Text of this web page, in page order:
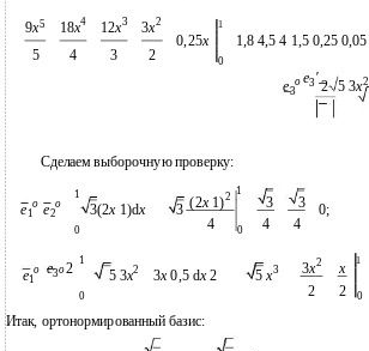
9x5 18x4 12x3 3x2 1
0,25x 1,8 4,5 4 1,5 0,25 0,05
5 4 3 2 0
e3
o e3 '
2 5 3x2
Сделаем выборочную проверку:
1 (2x 1)2
1
3 3
e 1
o e2
o 3(2x 1)dx 3 0;
0 4 0 4 4
1 3x2 x 1
e1
o e3o2 5 3x2 3x0,5 dx2 5x3
0 2 2 0
Итак, ортонормированный базис: